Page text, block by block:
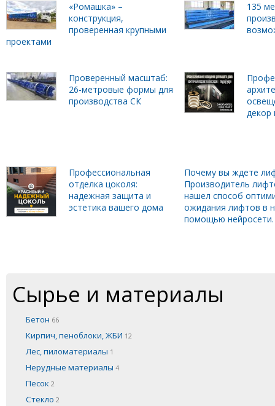
«Ромашка» –
конструкция,
проверенная крупными
проектами
135
Проверенный масштаб:
26-метровые формы для
производства СК
декор
Профессиональная
отделка цоколя:
надежная защита и
эстетика вашего дома
Почему вы ждете
Производитель
нашел способ
ожидания лифтов в
помощью нейросети.
Сырье и материалы
Бетон 66
Кирпич, пеноблоки, ЖБИ 12
Лес, пиломатериалы 1
Нерудные материалы 4
Песок 2
Стекло 2